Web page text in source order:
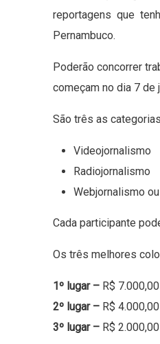
reportagens que
Pernambuco.
Poderão concorrer
começam no dia 7 de
São três as
Videojornalismo
Radiojornalismo
Webjornalismo
Cada participante
Os três melhores
1º lugar – R$ 7.000,00
2º lugar – R$ 4.000,00
3º lugar – R$ 2.000,00